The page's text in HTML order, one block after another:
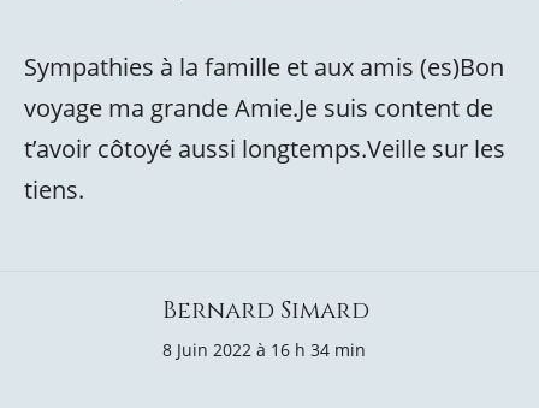
Sympathies à la famille et aux amis (es)Bon
voyage ma grande Amie.Je suis content de
t’avoir côtoyé aussi longtemps.Veille sur les
tiens.
Bernard Simard
8 Juin 2022 à 16 h 34 min